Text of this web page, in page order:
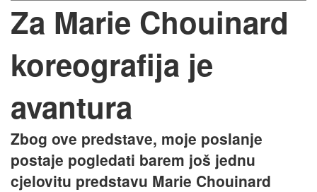
Za Marie Chouinard
koreografija je
avantura
Zbog ove predstave, moje poslanje
postaje pogledati barem još jednu
cjelovitu predstavu Marie Chouinard